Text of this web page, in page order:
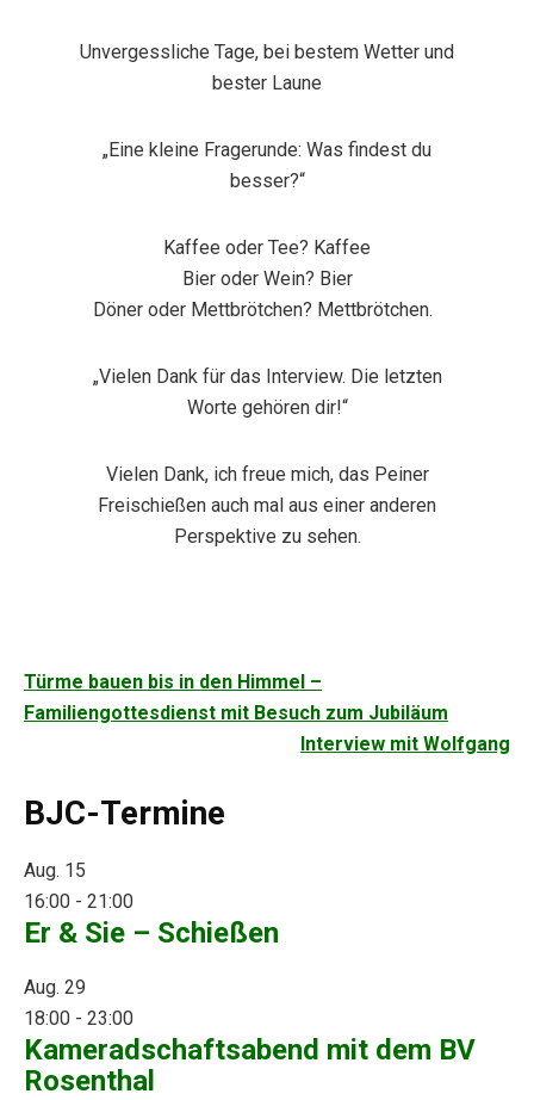
Unvergessliche Tage, bei bestem Wetter und
bester Laune
„Eine kleine Fragerunde: Was findest du
besser?“
Kaffee oder Tee? Kaffee
Bier oder Wein? Bier
Döner oder Mettbrötchen? Mettbrötchen.
„Vielen Dank für das Interview. Die letzten
Worte gehören dir!“
Vielen Dank, ich freue mich, das Peiner
Freischießen auch mal aus einer anderen
Perspektive zu sehen.
Beitragsnavigation
Türme bauen bis in den Himmel –
Familiengottesdienst mit Besuch zum Jubiläum
Interview mit Wolfgang
BJC-Termine
Aug. 15
16:00 - 21:00
Er & Sie – Schießen
Aug. 29
18:00 - 23:00
Kameradschaftsabend mit dem BV
Rosenthal